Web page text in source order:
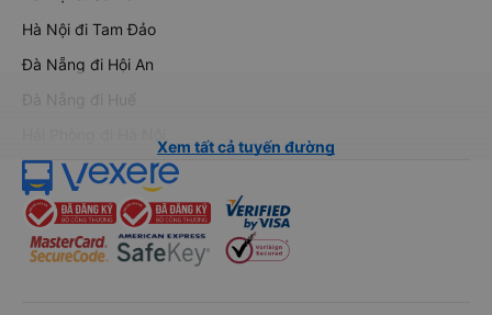
Hà Nội đi Tam Đảo
Đà Nẵng đi Hội An
Đà Nẵng đi Huế
Xem tất cả tuyến đường